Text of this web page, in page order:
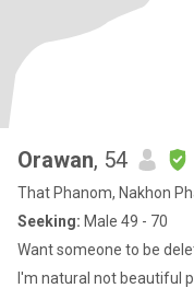
Orawan, 54
That Phanom, Nakhon
Seeking: Male 49 - 70
Want someone to be
I'm natural not beautiful